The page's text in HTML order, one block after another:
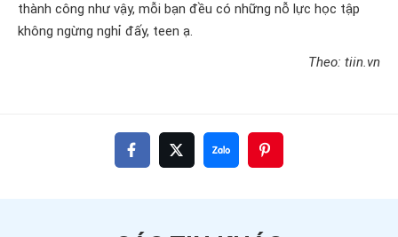
thành công như vậy, mỗi bạn đều có những nỗ lực học tập
không ngừng nghỉ đấy, teen ạ.
Theo: tiin.vn